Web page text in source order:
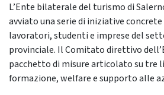
L’Ente bilaterale del turismo di
avviato una serie di iniziative
lavoratori, studenti e imprese del
provinciale. Il Comitato direttivo
pacchetto di misure articolato su tre
formazione, welfare e supporto alle